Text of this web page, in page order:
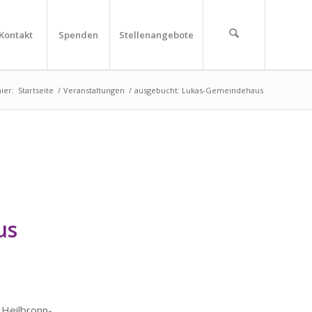
Kontakt Spenden Stellenangebote
Startseite / Veranstaltungen / ausgebucht: Lukas-Gemeindehaus